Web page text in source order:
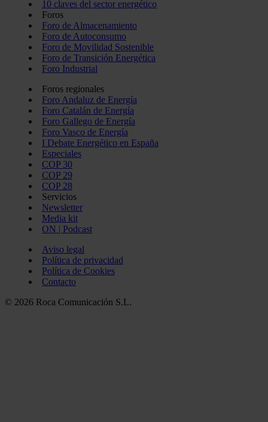
10 claves del sector energético
Foros
Foro de Almacenamiento
Foro de Autoconsumo
Foro de Movilidad Sostenible
Foro de Transición Energética
Foro Industrial
Foros regionales
Foro Andaluz de Energía
Foro Catalán de Energía
Foro Gallego de Energía
Foro Vasco de Energía
I Debate Energético en España
Especiales
COP 30
COP 29
COP 28
Servicios
Newsletter
Media kit
ON | Podcast
Aviso legal
Política de privacidad
Política de Cookies
Contacto
© 2026 Roca Comunicación S.L.